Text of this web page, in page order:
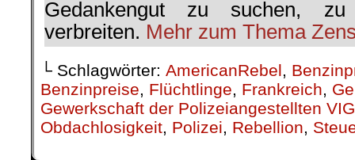
Klaus Meier
.
Französische Revolution, die Zweite
Der Kampf um die Gelben
Oder wenn zwei sich
Nach der